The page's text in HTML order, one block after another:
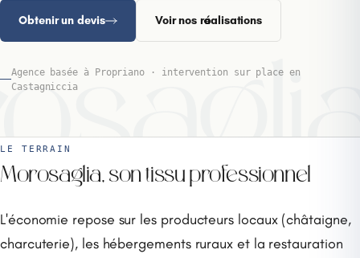
Obtenir un devis Voir nos réalisations
Agence basée à Propriano · intervention sur place en
Castagniccia
LE TERRAIN
Morosaglia, son tissu professionnel
L'économie repose sur les producteurs locaux (châtaigne,
charcuterie), les hébergements ruraux et la restauration